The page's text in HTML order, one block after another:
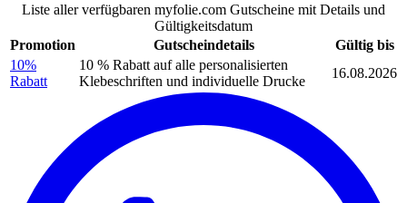
Liste aller verfügbaren myfolie.com Gutscheine mit Details und
Gültigkeitsdatum
Promotion
Gutscheindetails
Gültig bis
10%
Rabatt
10 % Rabatt auf alle personalisierten
Klebeschriften und individuelle Drucke
16.08.2026